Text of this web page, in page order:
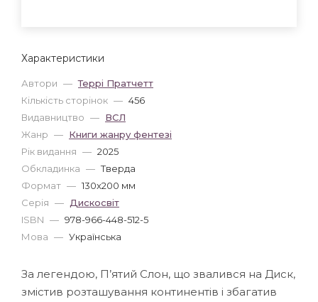
Характеристики
Автори — Террі Пратчетт
Кількість сторінок — 456
Видавництво — ВСЛ
Жанр — Книги жанру фентезі
Рік видання — 2025
Обкладинка — Тверда
Формат — 130x200 мм
Серія — Дискосвіт
ISBN — 978-966-448-512-5
Мова — Українська
За легендою, П’ятий Слон, що звалився на Диск,
змістив розташування континентів і збагатив